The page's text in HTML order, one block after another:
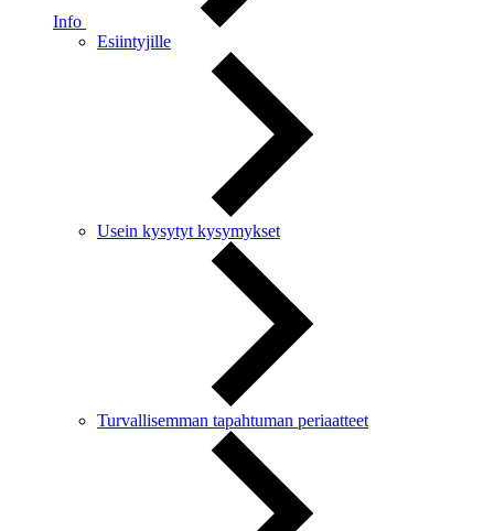
Info
Esiintyjille
Usein kysytyt kysymykset
Turvallisemman tapahtuman periaatteet